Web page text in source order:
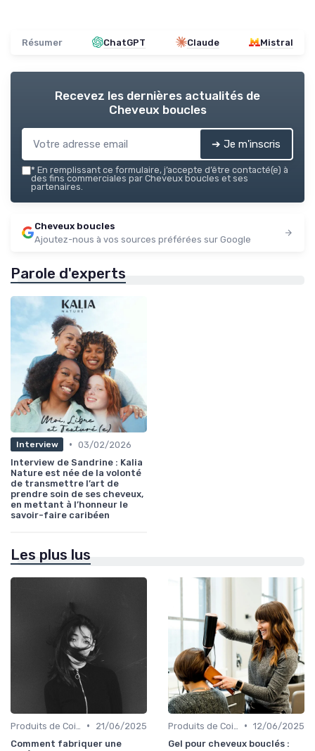
Résumer ChatGPT Claude Mistral
Recevez les dernières actualités de
Cheveux boucles
➔ Je m'inscris
* En remplissant ce formulaire, j’accepte d’être contacté(e) à
des fins commerciales par Cheveux boucles et ses
partenaires.
Cheveux boucles
Ajoutez-nous à vos sources préférées sur Google
Parole d'experts
Interview • 03/02/2026
Interview de Sandrine : Kalia
Nature est née de la volonté
de transmettre l’art de
prendre soin de ses cheveux,
en mettant à l’honneur le
savoir-faire caribéen
Les plus lus
•
21/06/2025
Comment fabriquer une
• 12/06/2025
Gel pour cheveux bouclés :